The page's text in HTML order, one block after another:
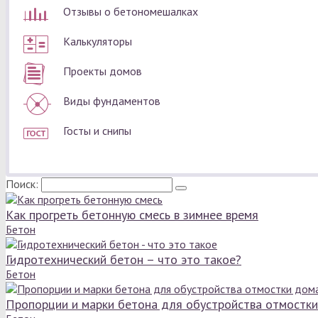
Отзывы о бетономешалках
Калькуляторы
Проекты домов
Виды фундаментов
Госты и снипы
Поиск:
Как прогреть бетонную смесь в зимнее время
Бетон
Гидротехнический бетон – что это такое?
Бетон
Пропорции и марки бетона для обустройства